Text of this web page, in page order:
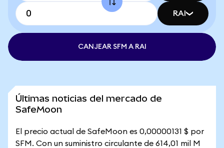
RAI
CANJEAR SFM A RAI
Últimas noticias del mercado de
SafeMoon
El precio actual de SafeMoon es 0,00000131 $ por
SFM. Con un suministro circulante de 614,01 mil M